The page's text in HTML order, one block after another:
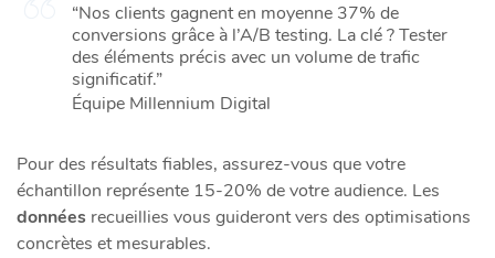
“Nos clients gagnent en moyenne 37% de
conversions grâce à l’A/B testing. La clé ? Tester
des éléments précis avec un volume de trafic
significatif.”
Équipe Millennium Digital
Pour des résultats fiables, assurez-vous que votre
échantillon représente 15-20% de votre audience. Les
données recueillies vous guideront vers des optimisations
concrètes et mesurables.